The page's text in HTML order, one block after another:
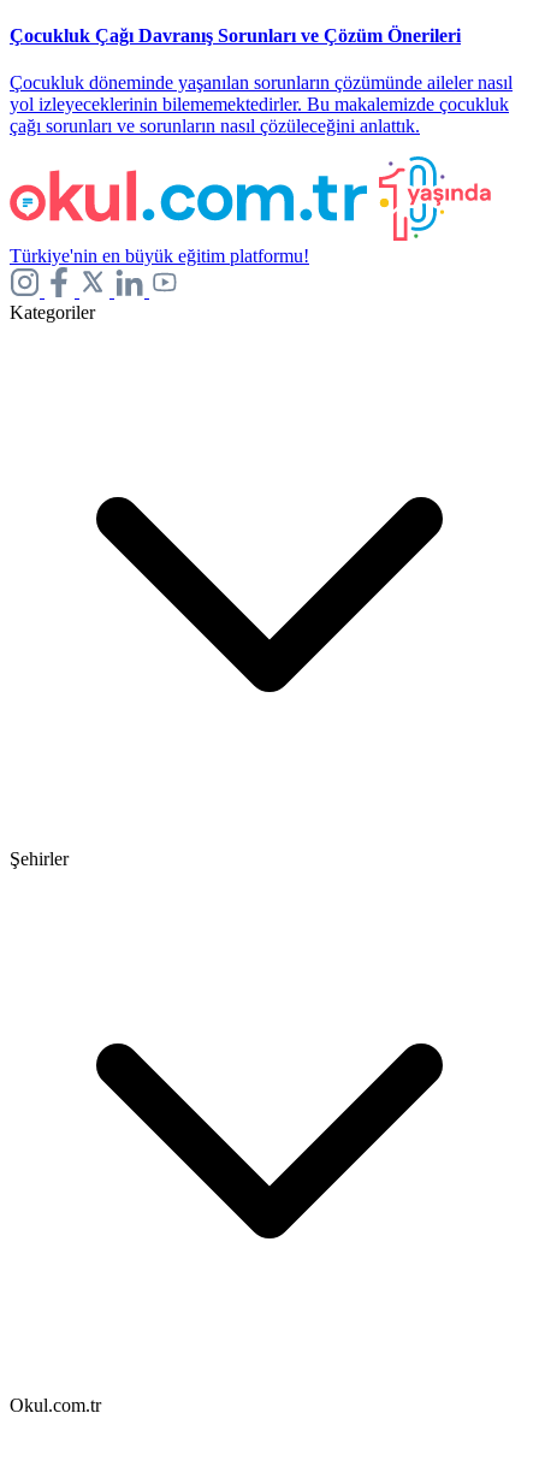
Çocukluk Çağı Davranış Sorunları ve Çözüm Önerileri
Çocukluk döneminde yaşanılan sorunların çözümünde aileler nasıl
yol izleyeceklerinin bilememektedirler. Bu makalemizde çocukluk
çağı sorunları ve sorunların nasıl çözüleceğini anlattık.
Türkiye'nin en büyük eğitim platformu!
Kategoriler
Şehirler
Okul.com.tr